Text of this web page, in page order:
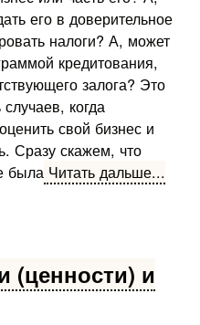
его в доверительное
налоги? А, может
кредитования,
залога? Это
когда
свой бизнес и
Сразу скажем, что
была Читать дальше...
(ценности) и